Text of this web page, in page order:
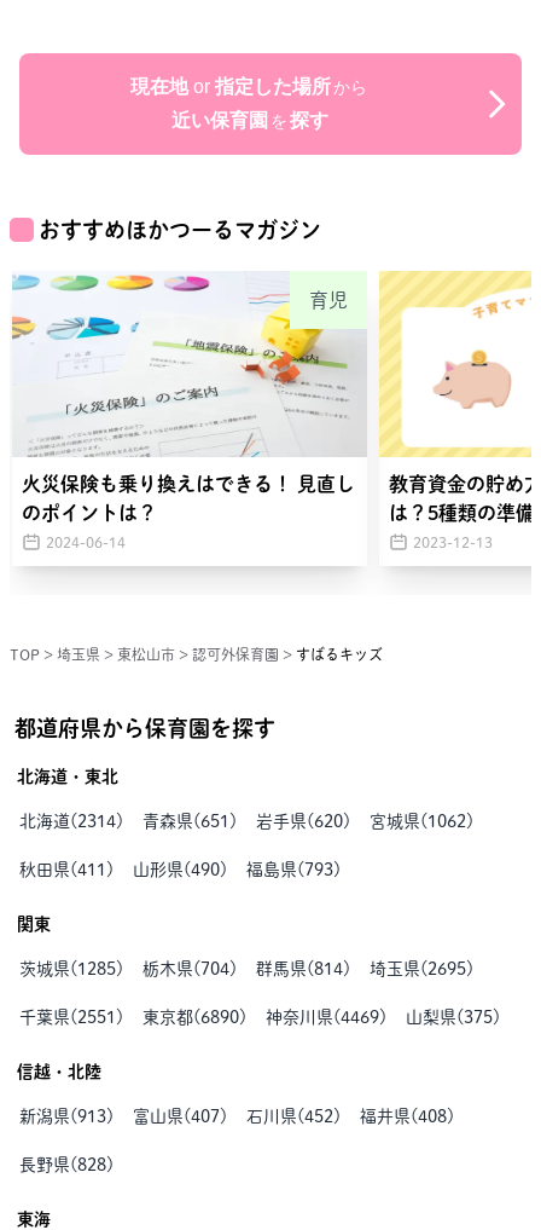
現在地 or 指定した場所から
近い保育園 を探す
おすすめほかつーるマガジン
育児
火災保険も乗り換えはできる！ 見直し
のポイントは？
2024-06-14
教育資金の貯め
は？5種類の準
2023-12-13
TOP > 埼玉県 > 東松山市 > 認可外保育園 > すばるキッズ
都道府県から保育園を探す
北海道・東北
北海道( 2314) 青森県( 651 ) 岩手県( 620) 宮城県( 1062 )
秋田県(411 ) 山形県(490) 福島県( 793)
関東
茨城県( 1285) 栃木県( 704) 群馬県(814) 埼玉県( 2695)
千葉県( 2551 ) 東京都( 6890) 神奈川県(4469) 山梨県(375)
信越・北陸
新潟県(913) 富山県(407 ) 石川県(452 ) 福井県(408)
長野県(828)
東海